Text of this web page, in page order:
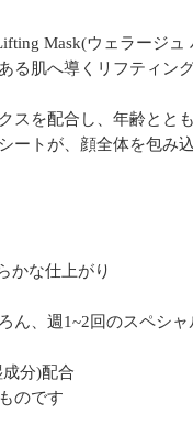
Mask(ウェラージ
る肌へ導くリフティン
を配合し、年齢とと
ートが、顔全体を包み
かな仕上がり
ん、週1~2回のスペシャ
分)配合
のです